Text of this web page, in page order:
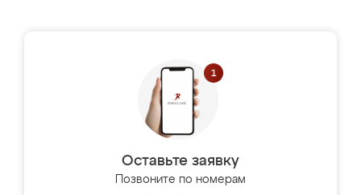
Оставьте заявку
Позвоните по номерам